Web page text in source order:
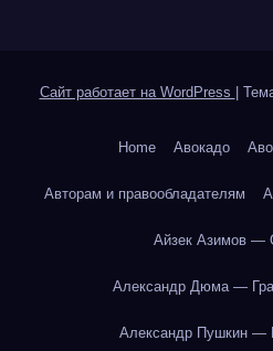
Сайт работает на WordPress
Home Авокадо
Авторам и правообладателям
Айзек Азимов —
Александр Дюма —
Александр Пушкин —